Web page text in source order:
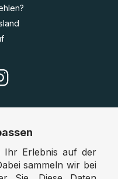
Ihr Erlebnis auf der
sammeln wir bei